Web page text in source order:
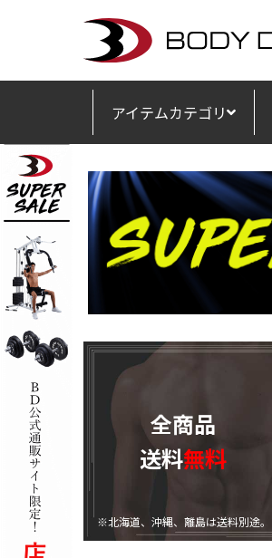
アイテムカテゴリ
全商品
送料無料
※北海道、沖縄、離島は送料別途。